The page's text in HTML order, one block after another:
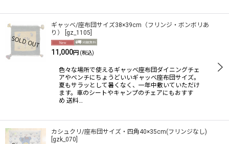
ギャッベ/座布団サイズ38×39cm（フリンジ・ボンボリあ
り）
gz_1105
11,000円 (税込)
色々な場所で使えるギャッベ座布団ダイニングチェ
アやベンチにちょうどいいギャッベ座布団サイズ。
夏もサラッとして暑くなく、一年中敷いていただけ
ます。車のシートやキャンプのチェアにもおすす
め 送料…
カシュクリ/座布団サイズ・四角40×35cm(フリンジなし)
gzk_070